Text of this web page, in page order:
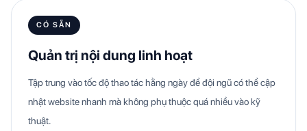
CÓ SẴN
Quản trị nội dung linh hoạt
Tập trung vào tốc độ thao tác hằng ngày để đội ngũ có thể cập
nhật website nhanh mà không phụ thuộc quá nhiều vào kỹ
thuật.